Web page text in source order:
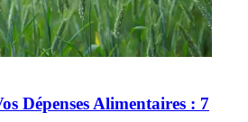
Dépenses Alimentaires : 7